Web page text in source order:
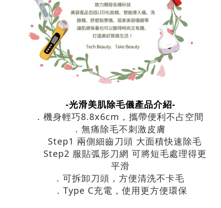
-光滑美肌除毛儀產品介紹-
．機身輕巧8.8x6cm，攜帶便利不占空間
．無痛除毛不刺激皮膚
Step1 兩側細齒刀頭 大面積快速除毛
Step2 服貼弧形刀網 可將短毛處理得更
平滑
．可拆卸刀頭，方便清洗不卡毛
．Type C充電，使用更方便環保